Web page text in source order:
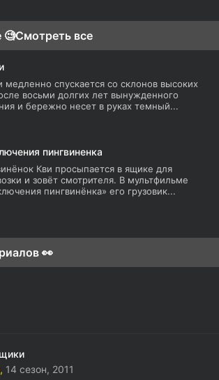
🧐Смотреть все
спускается со склонов высоких
восьми долгих лет вынужденного
и бережно несет в руках темный...
пингвиненка
Кви просыпается в ящике для
и зовёт смотрителя. В мультфильме
пингвинёнка» его грузовик...
👀
14 сезон, 2011